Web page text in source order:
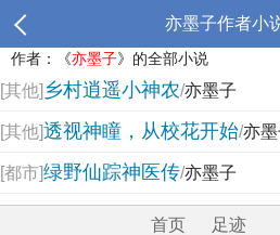
亦墨子作者小
作者：《亦墨子》的全部小说
[其他] 乡村逍遥小神农/亦墨子
[其他]透视神瞳，从校花开始/亦
[都市]绿野仙踪神医传/亦墨子
首页 足迹